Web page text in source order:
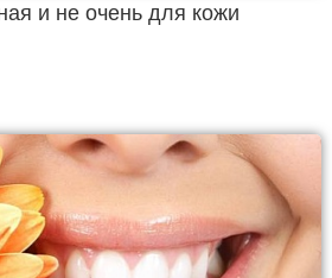
и не очень для кожи